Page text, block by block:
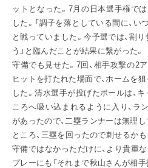
ットとなった。7月の日本選手権で
した。「調子を落としている間に、い
と戦っていました。今予選では、割
う」と臨んだことが結果に繋がった。
守備でも見せた。7回、相手攻撃の2
ヒットを打たれた場面で、ホームを
した。清水選手が投げたボールは、
ころへ吸い込まれるように入り、ラ
があったので、二塁ランナーは無理
ところ、三塁を回ったので刺せるかも
守備ではなかっただけに、より貴重
プレーにも「それまで秋山さんが相